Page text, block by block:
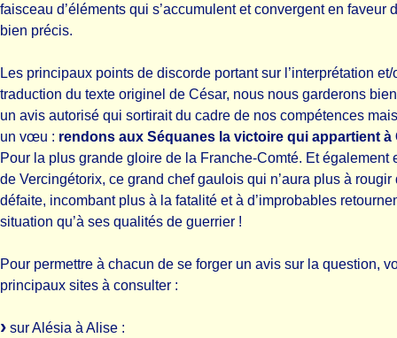
faisceau d’éléments qui s’accumulent et convergent en faveur
bien précis.
Les principaux points de discorde portant sur l’interprétation et/
traduction du texte originel de César, nous nous garderons bien
un avis autorisé qui sortirait du cadre de nos compétences
un vœu : rendons aux Séquanes la victoire qui appartient à
Pour la plus grande gloire de la Franche-Comté. Et également
de Vercingétorix, ce grand chef gaulois qui n’aura plus à rougir
défaite, incombant plus à la fatalité et à d’improbables
situation qu’à ses qualités de guerrier !
Pour permettre à chacun de se forger un avis sur la question,
principaux sites à consulter :
sur Alésia à Alise :